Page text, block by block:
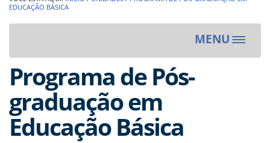
EDUCAÇÃO BÁSICA
MENU
Toggle
Programa de Pós-
graduação em
Educação Básica